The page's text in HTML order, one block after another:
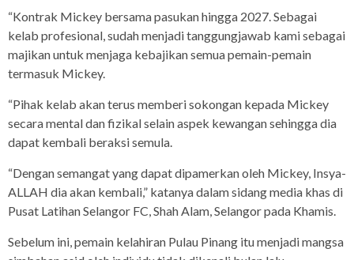
“Kontrak Mickey bersama pasukan hingga 2027. Sebagai
kelab profesional, sudah menjadi tanggungjawab kami sebagai
majikan untuk menjaga kebajikan semua pemain-pemain
termasuk Mickey.
“Pihak kelab akan terus memberi sokongan kepada Mickey
secara mental dan fizikal selain aspek kewangan sehingga dia
dapat kembali beraksi semula.
“Dengan semangat yang dapat dipamerkan oleh Mickey, Insya-
ALLAH dia akan kembali,” katanya dalam sidang media khas di
Pusat Latihan Selangor FC, Shah Alam, Selangor pada Khamis.
Sebelum ini, pemain kelahiran Pulau Pinang itu menjadi mangsa